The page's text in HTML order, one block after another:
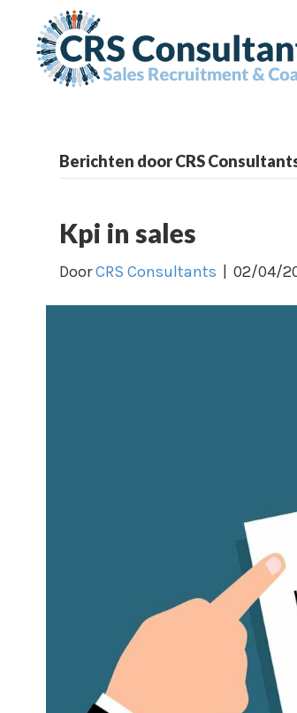
Berichten door CRS
Kpi in sales
DoorCRS Consultants 02/04/